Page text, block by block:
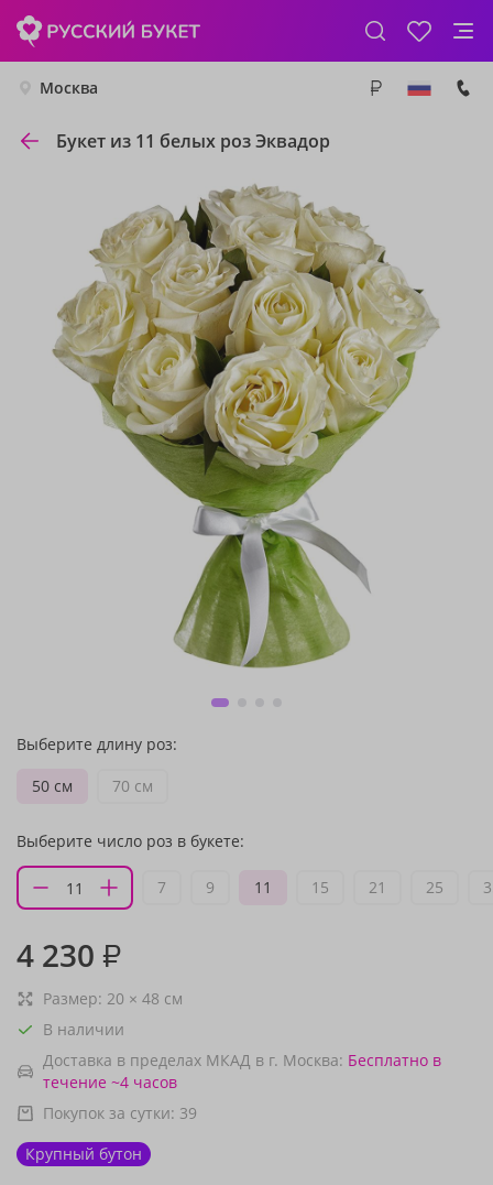
Москва
Букет из 11 белых роз Эквадор
Выберите длину роз:
50 см
70 см
Выберите число роз в букете:
7 9 11 15 21 25
4 230 ₽
Размер: 20 × 48 см
В наличии
Доставка в пределах МКАД в г. Москва: Бесплатно в
течение ~4 часов
Покупок за сутки: 39
Крупный бутон